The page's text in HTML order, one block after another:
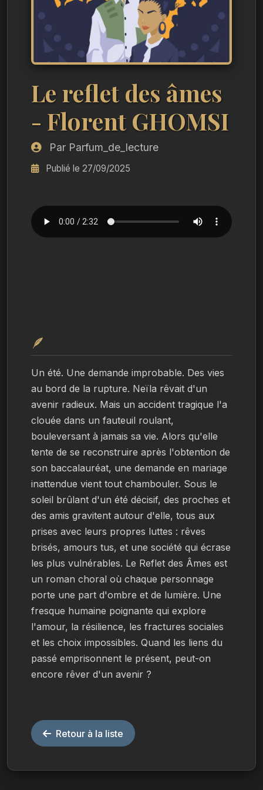
Le reflet des âmes
- Florent GHOMSI
Par Parfum_de_lecture
Publié le 27/09/2025
🪶
Un été. Une demande improbable. Des vies
au bord de la rupture. Neïla rêvait d'un
avenir radieux. Mais un accident tragique l'a
clouée dans un fauteuil roulant,
bouleversant à jamais sa vie. Alors qu'elle
tente de se reconstruire après l'obtention de
son baccalauréat, une demande en mariage
inattendue vient tout chambouler. Sous le
soleil brûlant d'un été décisif, des proches et
des amis gravitent autour d'elle, tous aux
prises avec leurs propres luttes : rêves
brisés, amours tus, et une société qui écrase
les plus vulnérables. Le Reflet des Âmes est
un roman choral où chaque personnage
porte une part d'ombre et de lumière. Une
fresque humaine poignante qui explore
l'amour, la résilience, les fractures sociales
et les choix impossibles. Quand les liens du
passé emprisonnent le présent, peut-on
encore rêver d'un avenir ?
Retour à la liste